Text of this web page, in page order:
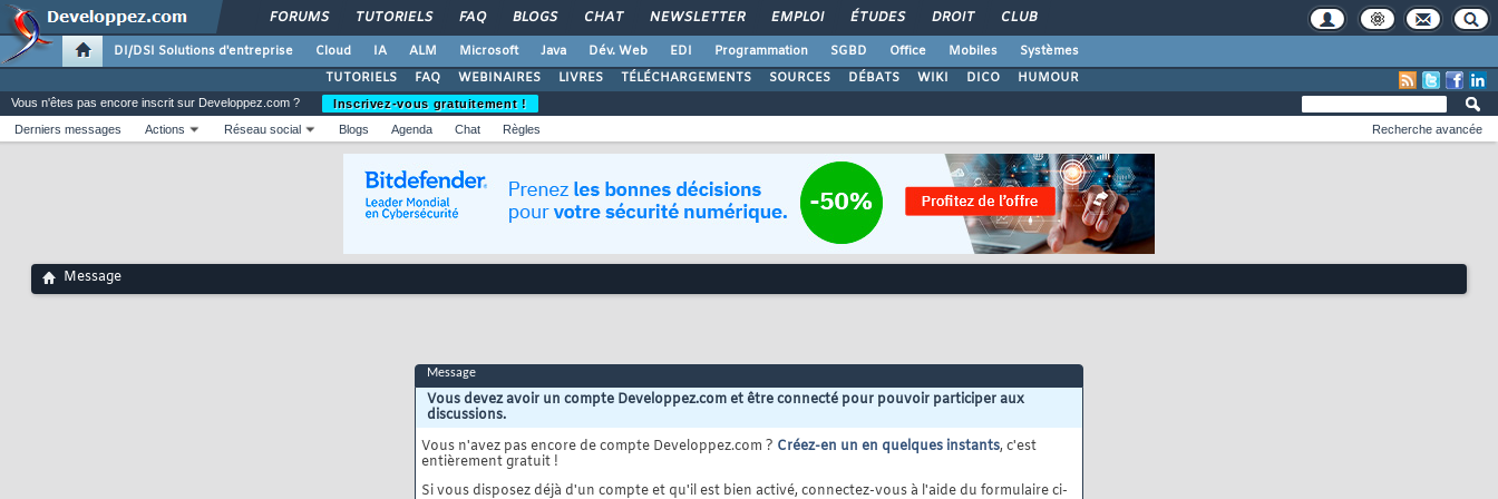
FORUMS TUTORIELS FAQ BLOGS CHAT NEWSLETTER EMPLOI ÉTUDES DROIT CLUB
DI/DSI Solutions d'entreprise Cloud IA ALM Microsoft Java Dév. Web EDI Programmation SGBD Office Mobiles
Systèmes
TUTORIELS
FAQ WEBINAIRES LIVRES TÉLÉCHARGEMENTS SOURCES DÉBATS WIKI DICO HUMOUR
Vous n'êtes pas encore inscrit sur Developpez.com ?
Inscrivez-vous gratuitement !
Derniers messages
Actions Réseau social Blogs Agenda Chat Règles Recherche avancée
Message
Message
Vous devez avoir un compte Developpez.com et être connecté pour pouvoir participer aux
discussions.
Vous n'avez pas encore de compte Developpez.com ? Créez-en un en quelques instants, c'est
entièrement gratuit !
Si vous disposez déjà d'un compte et qu'il est bien activé, connectez-vous à l'aide du formulaire ci-